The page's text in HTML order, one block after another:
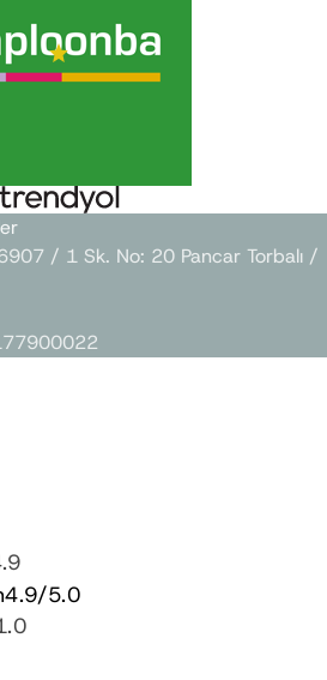
/ 1 Sk. No: 20 Pancar Torbalı /
4.9/5.0